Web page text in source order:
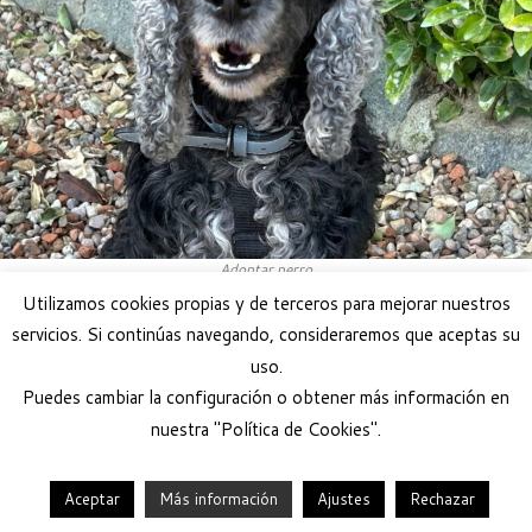
Adoptar perro
© 2026 Help Guau ·Funciona con · Diseñado con el Tema Customizr
Utilizamos cookies propias y de terceros para mejorar nuestros
servicios. Si continúas navegando, consideraremos que aceptas su
uso.
Puedes cambiar la configuración o obtener más información en
nuestra "Política de Cookies".
Aceptar Más información Ajustes Rechazar